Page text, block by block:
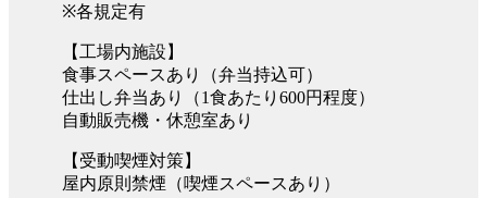
※各規定有
【工場内施設】
食事スペースあり（弁当持込可）
仕出し弁当あり（1食あたり600円程度）
自動販売機・休憩室あり
【受動喫煙対策】
屋内原則禁煙（喫煙スペースあり）